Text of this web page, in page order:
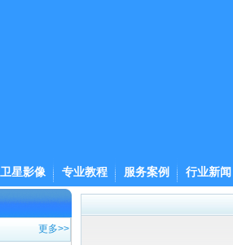
卫星影像 专业教程 服务案例 行业新闻
更多>>